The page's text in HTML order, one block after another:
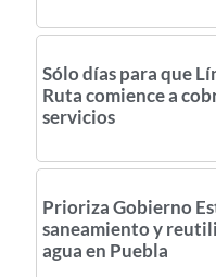
Sólo días para que
Ruta comience a
servicios
Prioriza Gobierno
saneamiento y
agua en Puebla